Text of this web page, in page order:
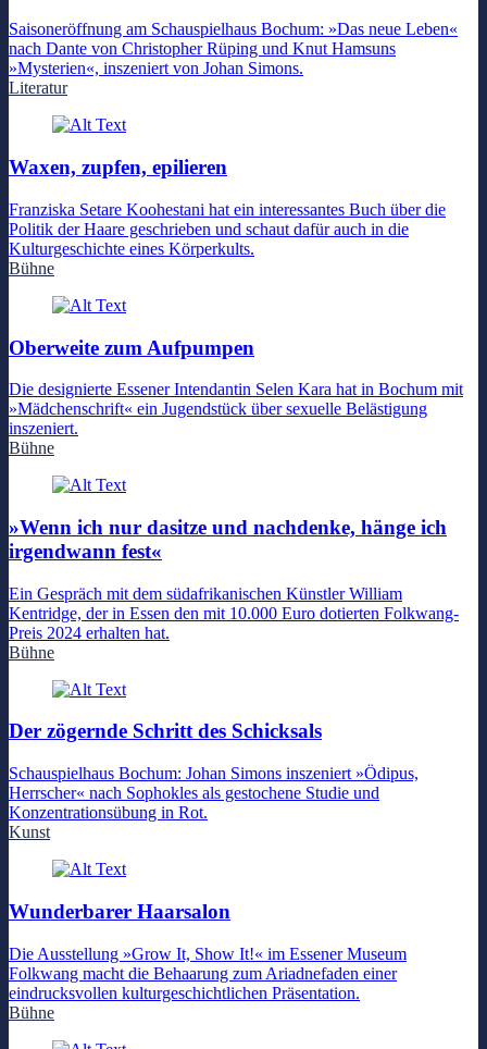
Saisoneröffnung am Schauspielhaus Bochum: »Das neue Leben«
nach Dante von Christopher Rüping und Knut Hamsuns
»Mysterien«, inszeniert von Johan Simons.
Literatur
Waxen, zupfen, epilieren
Franziska Setare Koohestani hat ein interessantes Buch über die
Politik der Haare geschrieben und schaut dafür auch in die
Kulturgeschichte eines Körperkults.
Bühne
Oberweite zum Aufpumpen
Die designierte Essener Intendantin Selen Kara hat in Bochum mit
»Mädchenschrift« ein Jugendstück über sexuelle Belästigung
inszeniert.
Bühne
»Wenn ich nur dasitze und nachdenke, hänge ich
irgendwann fest«
Ein Gespräch mit dem südafrikanischen Künstler William
Kentridge, der in Essen den mit 10.000 Euro dotierten Folkwang-
Preis 2024 erhalten hat.
Bühne
Der zögernde Schritt des Schicksals
Schauspielhaus Bochum: Johan Simons inszeniert »Ödipus,
Herrscher« nach Sophokles als gestochene Studie und
Konzentrationsübung in Rot.
Kunst
Wunderbarer Haarsalon
Die Ausstellung »Grow It, Show It!« im Essener Museum
Folkwang macht die Behaarung zum Ariadnefaden einer
eindrucksvollen kulturgeschichtlichen Präsentation.
Bühne